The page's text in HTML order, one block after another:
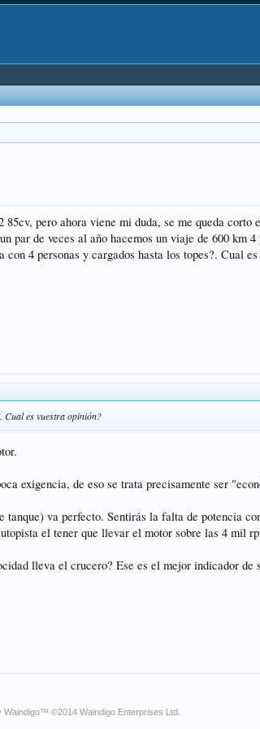
pero ahora viene mi duda, se me queda
par de veces al año hacemos un viaje de 600 km
4 personas y cargados hasta los topes?. Cual
Cual es vuestra opinión?
exigencia, de eso se trata precisamente ser
va perfecto. Sentirás la falta de potencia
el tener que llevar el motor sobre las 4 mil
lleva el crucero? Ese es el mejor indicador de
Waindigo™ ©2014 Waindigo Enterprises Ltd